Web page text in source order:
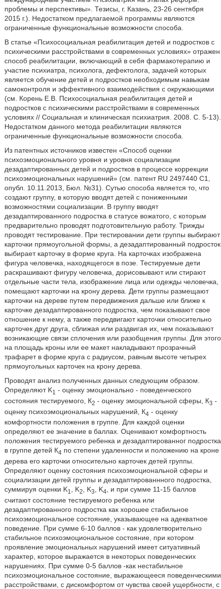
проблемы и перспективы». Тезисы, г. Казань, 23-26 сентября
2015 г.). Недостатком предлагаемой программы являются
ограниченные функциональные возможности способа.
В статье «Психосоциальная реабилитация детей и подростков с
психическими расстройствами в современных условиях» отражен
способ реабилитации, включающий в себя фармакотерапию и
участие психиатра, психолога, дефектолога, задачей которых
является обучение детей и подростков необходимым навыкам
самоконтроля и эффективного взаимодействия с окружающими
(см. Корень Е.В. Психосоциальная реабилитация детей и
подростков с психическими расстройствами в современных
условиях // Социальная и клиническая психиатрия. 2008. С. 5-13).
Недостатком данного метода реабилитации являются
ограниченные функциональные возможности способа.
Из патентных источников известен «Способ оценки
психоэмоционального уровня и уровня социализации
дезадаптированных детей и подростков в процессе коррекции
психоэмоциональных нарушений» (см. патент RU 2497440 С1,
опубл. 10.11.2013, Бюл. №31). Сутью способа является то, что
создают группу, в которую вводят детей с пониженными
возможностями социализации. В группу вводят
дезадаптированного подростка в статусе вожатого, с которым
предварительно проводят подготовительную работу. Трижды
проводят тестирование. При тестировании дети группы выбирают
карточки прямоугольной формы, а дезадаптированный подросток
выбирает карточку в форме круга. На карточках изображена
фигура человечка, находящегося в позе. Тестируемые дети
раскрашивают фигуру человечка, дорисовывают или стирают
отдельные части тела, изображение лица или одежды человечка,
помещают карточки на крону дерева. Дети группы размещают
карточки на дереве путем передвижения дальше или ближе к
карточке дезадаптированного подростка, чем показывают свое
отношение к нему, а также передвигают карточки относительно
карточек друг друга, сближая или раздвигая их, чем показывают
возникающие связи сплочения или разобщения группы. Для этого
на площадь кроны или ее макет накладывают прозрачный
трафарет в форме круга с радиусом, равным высоте четырех
прямоугольных карточек на крону дерева.
Проводят анализ полученных данных следующим образом.
Определяют K1 - оценку эмоционально - поведенческого
состояния тестируемого, К2 - оценку эмоциональной сферы, К3 -
оценку психоэмоциональных нарушений, К4 - оценку
комфортности положения в группе. Для каждой оценки
определяют ее значение в баллах. Оценивают комфортность
положения тестируемого ребенка и дезадаптированног подростка
в группе детей К4 по степени удаленности и положению на кроне
дерева его карточки относительно карточек детей группы.
Определяют оценку состояния психоэмоциональной сферы и
социализации детей группы и дезадаптированнного подростка,
суммируя оценки K1 , K2 , K3 , K4
, и при сумме 11-15 баллов
считают состояние тестируемого ребенка или
дезадаптированного подростка как хорошее стабильное
психоэмоциональное состояние, указывающее на адекватное
поведение. При сумме 6-10 баллов - как удовлетворительно
стабильное психоэмоциональное состояние, при котором
проявление эмоциональных нарушений имеет ситуативный
характер, которое выражается в некоторых поведенческих
нарушениях. При сумме 0-5 баллов -как нестабильное
психоэмоциональное состояние, выражающееся поведенческими
расстройствами, с дискомфортом от чувства своей ущербности, с